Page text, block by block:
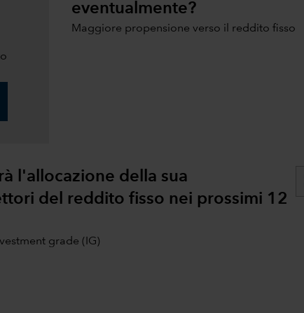
eventualmente?
Maggiore propensione verso il reddito fisso
l'allocazione della sua
del reddito fisso nei prossimi 12
grade (IG)